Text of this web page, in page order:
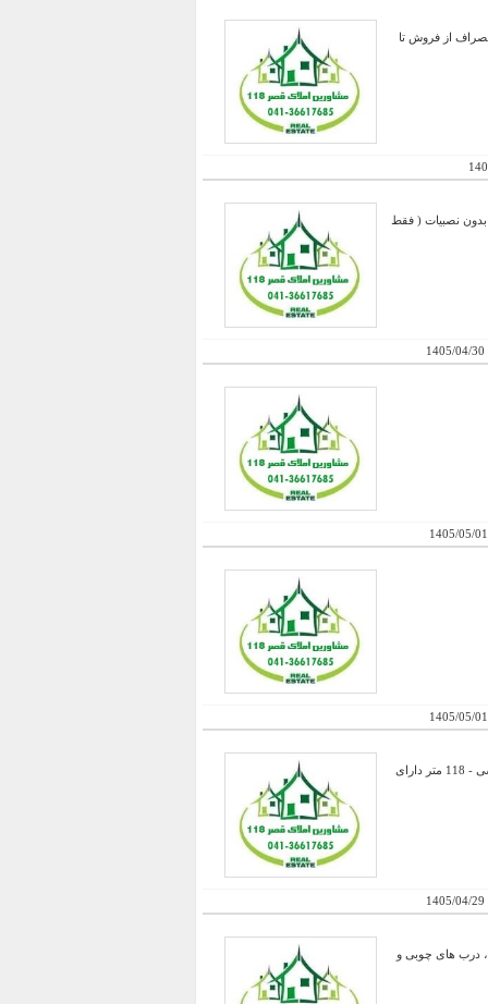
انصراف از فروش تا
شیک ، نوساز صفر بدون نصبیات ( فقط
1405/04/30
1405/05/01
1405/05/01
فروش تعدادی مطب نوساز و لوکس در بهترین مکان پاستور جدید- متراژهای 66 تک اتاقه و 96 متر دو اتاق و اتاق منشی - 118 متر دارای
1405/04/29
واحد آپارتمان در حال اتمام با ساختی متفاوت با متریال درجه یک ، دارای نور مخفی ، تراس با عرض 1/80 ، درب های چوبی و